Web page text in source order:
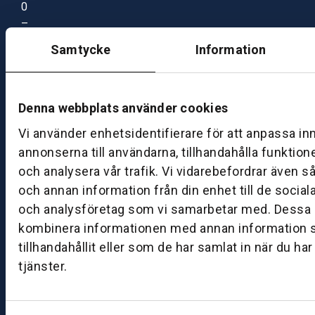
Samtycke Information
Denna webbplats använder cookies
Vi använder enhetsidentifierare för att anpassa
annonserna till användarna, tillhandahålla
och analysera vår trafik. Vi vidarebefordrar även
och annan information från din enhet till de
och analysföretag som vi samarbetar med. Dessa
kombinera informationen med annan information
tillhandahållit eller som de har samlat in när du
tjänster.
0
–
0
B
ut
ik
S
k
d
e
B